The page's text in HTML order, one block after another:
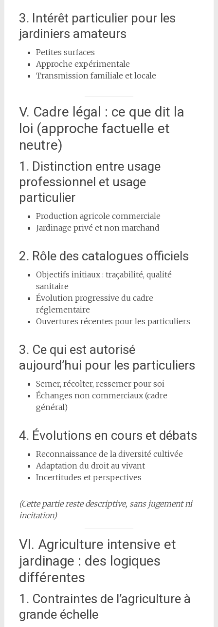
3. Intérêt particulier pour les
jardiniers amateurs
Petites surfaces
Approche expérimentale
Transmission familiale et locale
V. Cadre légal : ce que dit la
loi (approche factuelle et
neutre)
1. Distinction entre usage
professionnel et usage
particulier
Production agricole commerciale
Jardinage privé et non marchand
2. Rôle des catalogues officiels
Objectifs initiaux : traçabilité, qualité
sanitaire
Évolution progressive du cadre
réglementaire
Ouvertures récentes pour les particuliers
3. Ce qui est autorisé
aujourd’hui pour les particuliers
Semer, récolter, ressemer pour soi
Échanges non commerciaux (cadre
général)
4. Évolutions en cours et débats
Reconnaissance de la diversité cultivée
Adaptation du droit au vivant
Incertitudes et perspectives
(Cette partie reste descriptive, sans jugement ni
incitation)
VI. Agriculture intensive et
jardinage : des logiques
différentes
1. Contraintes de l’agriculture à
grande échelle